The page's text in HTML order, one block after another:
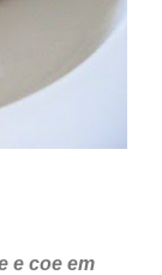
e coe em